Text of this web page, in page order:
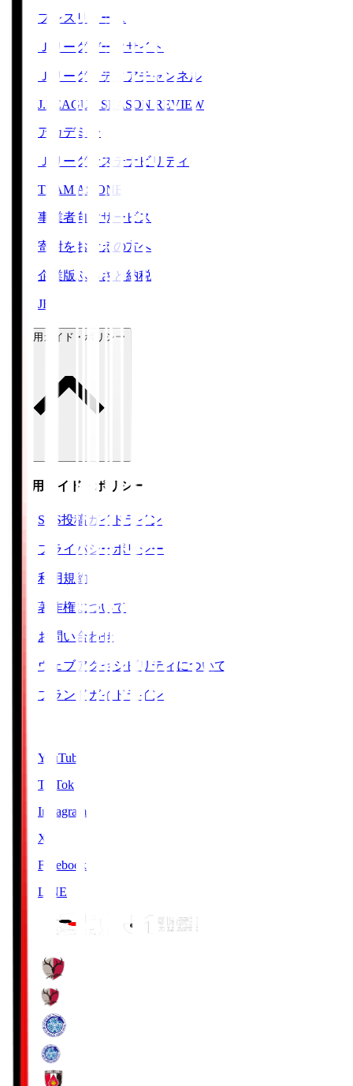
プレスリリース
Ｊリーグデータサイト
Ｊリーグメディアチャンネル
J.LEAGUE SEASON REVIEW
アカデミー
Ｊリーグサステナビリティ
TEAM AS ONE
事業者向けサービス
寄附をお考えの方へ
企業版ふるさと納税
JFA
ご利用ガイド・ポリシー
ご利用ガイド・ポリシー
SNS投稿ガイドライン
プライバシーポリシー
利用規約
著作権について
お問い合わせ
ウェブアクセシビリティについて
ブランドガイドライン
YouTube
TikTok
Instagram
X
Facebook
LINE